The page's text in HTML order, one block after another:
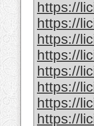
https://
https://
https://
https://
https://
https://
https://
https://